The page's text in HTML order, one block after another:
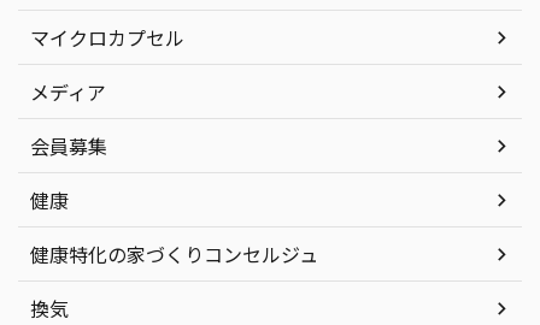
マイクロカプセル
メディア
会員募集
健康
健康特化の家づくりコンセルジュ
換気